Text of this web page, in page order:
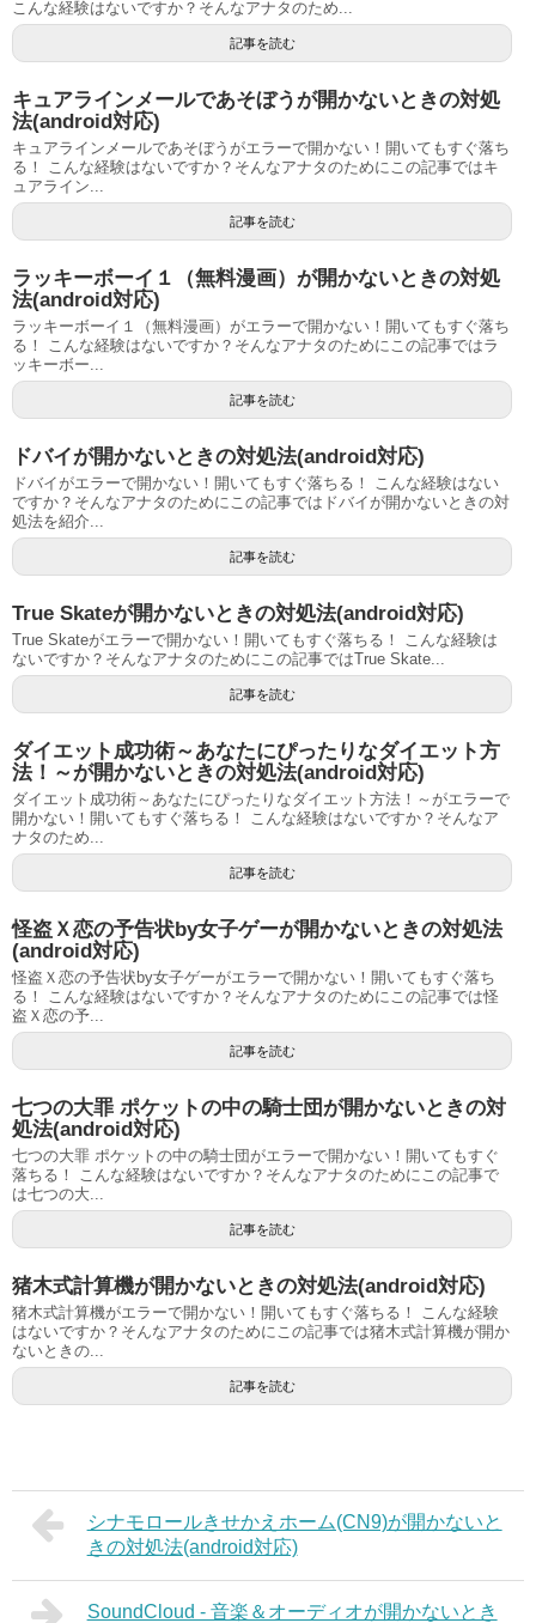
こんな経験はないですか？そんなアナタのため...
記事を読む
キュアラインメールであそぼうが開かないときの対処
法(android対応)
キュアラインメールであそぼうがエラーで開かない！開いてもすぐ落ち
る！ こんな経験はないですか？そんなアナタのためにこの記事ではキ
ュアライン...
記事を読む
ラッキーボーイ１（無料漫画）が開かないときの対処
法(android対応)
ラッキーボーイ１（無料漫画）がエラーで開かない！開いてもすぐ落ち
る！ こんな経験はないですか？そんなアナタのためにこの記事ではラ
ッキーボー...
記事を読む
ドバイが開かないときの対処法(android対応)
ドバイがエラーで開かない！開いてもすぐ落ちる！ こんな経験はない
ですか？そんなアナタのためにこの記事ではドバイが開かないときの対
処法を紹介...
記事を読む
True Skateが開かないときの対処法(android対応)
True Skateがエラーで開かない！開いてもすぐ落ちる！ こんな経験は
ないですか？そんなアナタのためにこの記事ではTrue Skate...
記事を読む
ダイエット成功術～あなたにぴったりなダイエット方
法！～が開かないときの対処法(android対応)
ダイエット成功術～あなたにぴったりなダイエット方法！～がエラーで
開かない！開いてもすぐ落ちる！ こんな経験はないですか？そんなア
ナタのため...
記事を読む
怪盗Ｘ恋の予告状by女子ゲーが開かないときの対処法
(android対応)
怪盗Ｘ恋の予告状by女子ゲーがエラーで開かない！開いてもすぐ落ち
る！ こんな経験はないですか？そんなアナタのためにこの記事では怪
盗Ｘ恋の予...
記事を読む
七つの大罪 ポケットの中の騎士団が開かないときの対
処法(android対応)
七つの大罪 ポケットの中の騎士団がエラーで開かない！開いてもすぐ
落ちる！ こんな経験はないですか？そんなアナタのためにこの記事で
は七つの大...
記事を読む
猪木式計算機が開かないときの対処法(android対応)
猪木式計算機がエラーで開かない！開いてもすぐ落ちる！ こんな経験
はないですか？そんなアナタのためにこの記事では猪木式計算機が開か
ないときの...
記事を読む
シナモロールきせかえホーム(CN9)が開かないと
きの対処法(android対応)
SoundCloud - 音楽＆オーディオが開かないとき